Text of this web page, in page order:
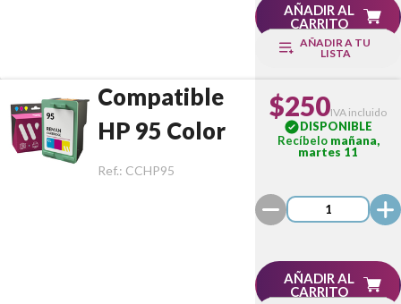
AÑADIR AL
CARRITO
AÑADIR A TU
LISTA
Compatible
HP 95 Color
Ref.: CCHP95
$250IVA incluido
DISPONIBLE
Recíbelo mañana,
martes 11
AÑADIR AL
CARRITO